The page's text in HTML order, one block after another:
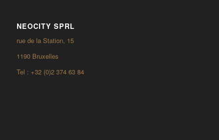
NEOCITY SPRL
rue de la Station, 15
1190 Bruxelles
Tel : +32 (0)2 374 63 84